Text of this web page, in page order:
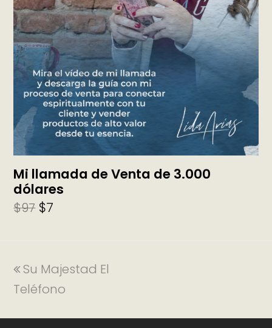
Mi llamada de Venta de 3.000
dólares
$97 $7
Su Majestad El
Teléfono